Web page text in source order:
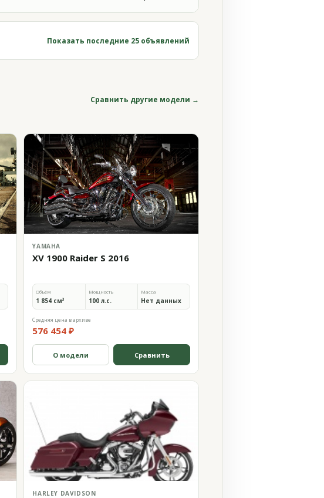
Показать последние 25 объявлений
Сравнить другие модели →
YAMAHA
XV 1900 Raider S 2016
Объём
1 854 см³
Мощность
100 л.с.
Масса
Нет данных
Средняя цена в архиве
576 454 ₽
О модели Сравнить
HARLEY DAVIDSON